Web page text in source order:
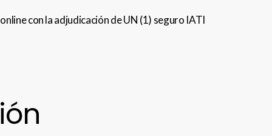
con la adjudicación de UN (1) seguro IATI